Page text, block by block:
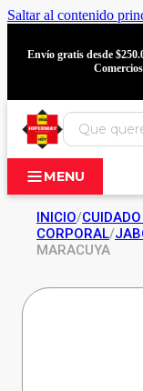
Saltar al contenido
Envío gratis desde
MENU
INICIO/
CORPORAL/
MARACUYA